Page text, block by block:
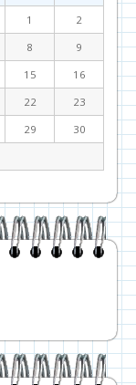
1
2
8
9
15
16
22
23
29
30